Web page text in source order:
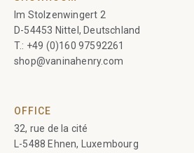
Im Stolzenwingert 2
D-54453 Nittel, Deutschland
T.: +49 (0)160 97592261
shop@vaninahenry.com
OFFICE
32, rue de la cité
L-5488 Ehnen, Luxembourg